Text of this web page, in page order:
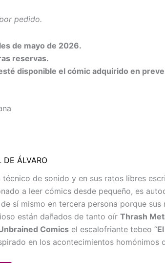
pedido.
de mayo de 2026.
reservas.
disponible el cómic adquirido en
DE ÁLVARO
técnico de sonido y en sus ratos libres
a leer cómics desde pequeño, es
sí mismo en tercera persona porque sus
están dañados de tanto oír Thrash
Comics el escalofriante tebeo “
en los acontecimientos homónimos